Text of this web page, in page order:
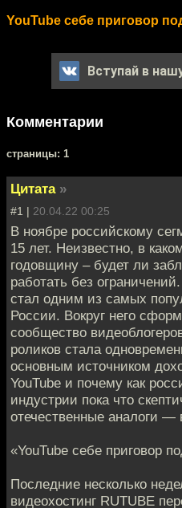
YouTube себе приговор
Вступай в
Комментарии
cтраницы: 1
Цитата »
#1 | 20.04.22 00:25
В ноябре российскому
15 лет. Неизвестно, в
годовщину – будет ли
работать без
стал одним из самых
России. Вокруг него
сообщество
роликов стала
основным источником
YouTube и почему как
индустрии пока что
отечественные аналоги —
«YouTube себе приговор
Последние несколько
видеохостинг RUTUBE